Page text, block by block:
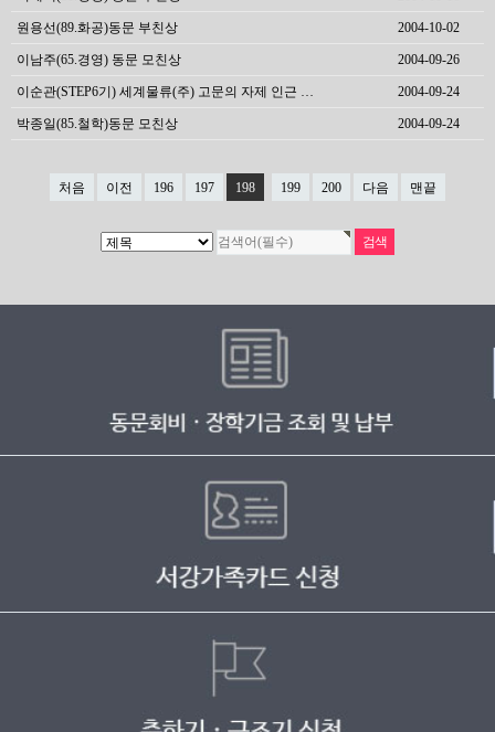
원용선(89.화공)동문 부친상 2004-10-02
이남주(65.경영) 동문 모친상 2004-09-26
이순관(STEP6기) 세계물류(주) 고문의 자제 인근 … 2004-09-24
박종일(85.철학)동문 모친상 2004-09-24
처음 이전 196 197 198 199 200 다음 맨끝